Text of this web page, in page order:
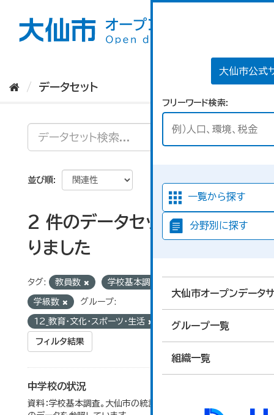
大仙市公式
フリーワード検索
一覧から探す
分野別に探す
大仙市オープンデータ
グループ一覧
組織一覧
データセット
並び順
2 件のデータセットが見つか
りました
タグ: 教員数 学校基本調査
学級数 グループ:
12_教育・文化・スポーツ・生活
フィルタ結果
中学校の状況
資料：学校基本調査。大仙市の統計「14-5 中学校の状況」